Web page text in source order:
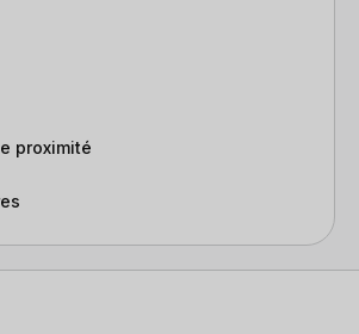
proximité